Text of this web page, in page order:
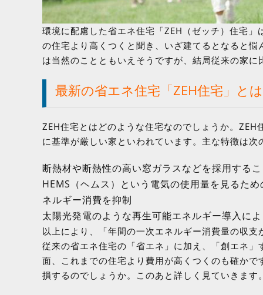
環境に配慮した省エネ住宅「ZEH（ゼッチ）住宅
の住宅より高くつくと聞き、いざ建てるとなると
は当然のことともいえそうですが、結局従来の家
最新の省エネ住宅「ZEH住宅」と
ZEH住宅とはどのような住宅なのでしょうか。
に基準が厳しい家といわれています。主な特徴は次
断熱材や断熱性の高い窓ガラスなどを採用する
HEMS（ヘムス）という電気の使用量を見るた
ネルギー消費を抑制
太陽光発電のような再生可能エネルギー導入に
以上により、「年間の一次エネルギー消費量の収
従来の省エネ住宅の「省エネ」に加え、「創エネ
面、これまでの住宅より費用が高くつくのも確か
損するのでしょうか。このあと詳しく見ていきます